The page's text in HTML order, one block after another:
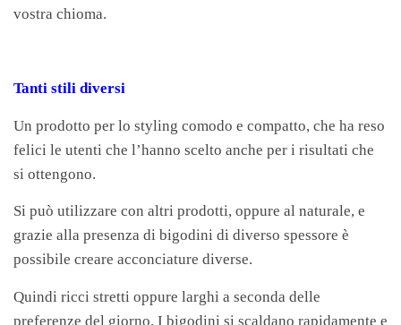
vostra chioma.
Tanti stili diversi
Un prodotto per lo styling comodo e compatto, che ha reso
felici le utenti che l’hanno scelto anche per i risultati che
si ottengono.
Si può utilizzare con altri prodotti, oppure al naturale, e
grazie alla presenza di bigodini di diverso spessore è
possibile creare acconciature diverse.
Quindi ricci stretti oppure larghi a seconda delle
preferenze del giorno. I bigodini si scaldano rapidamente e